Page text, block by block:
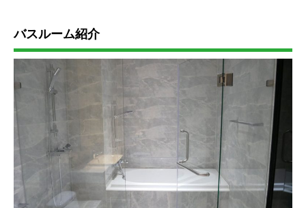
バスルーム紹介